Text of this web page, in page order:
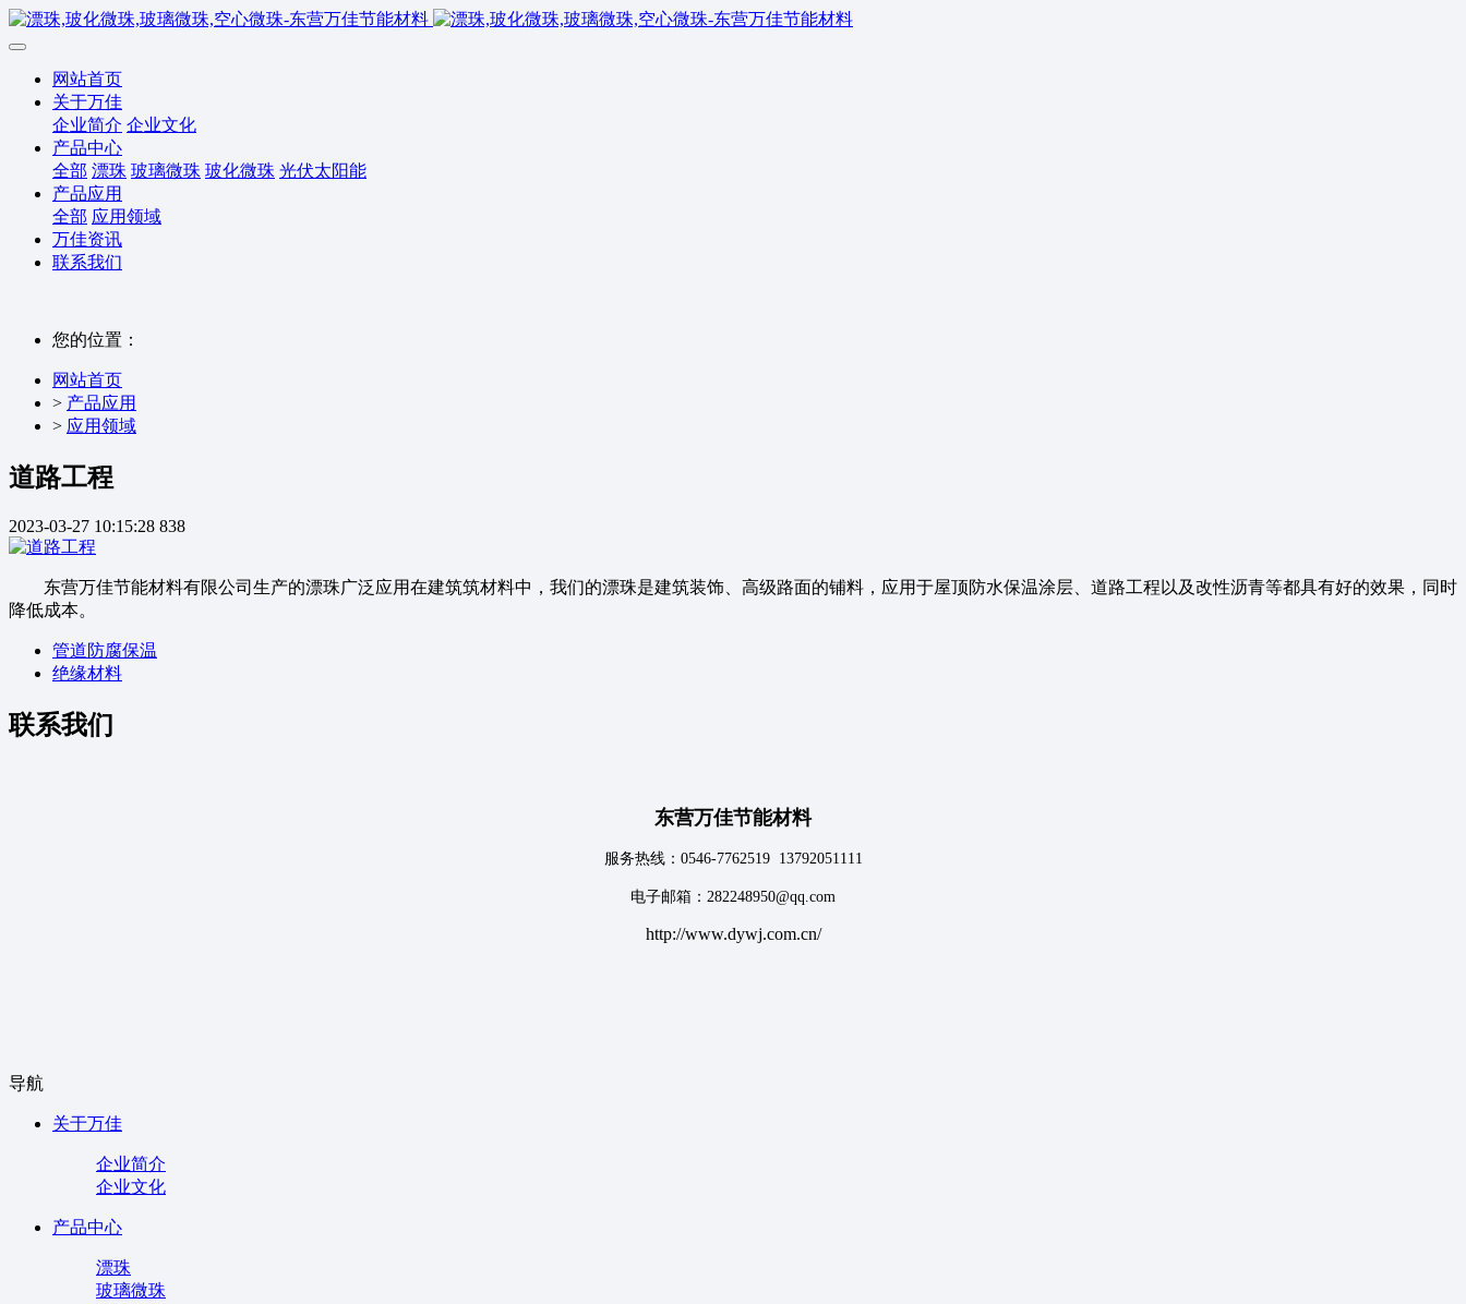
网站首页
关于万佳
企业简介 企业文化
产品中心
全部 漂珠 玻璃微珠 玻化微珠 光伏太阳能
产品应用
全部 应用领域
万佳资讯
联系我们
您的位置：
网站首页
> 产品应用
> 应用领域
道路工程
2023-03-27 10:15:28 838
东营万佳节能材料有限公司生产的漂珠广泛应用在建筑筑材料中，我们的漂珠是建筑装饰、高级路面的铺料，应用于屋顶防水保温涂层、道路工程以及改性沥青等都具有好的效果，同时
降低成本。
管道防腐保温
绝缘材料
联系我们
东营万佳节能材料
服务热线：0546-7762519 13792051111
电子邮箱：282248950@qq.com
http://www.dywj.com.cn/
导航
关于万佳
企业简介
企业文化
产品中心
漂珠
玻璃微珠